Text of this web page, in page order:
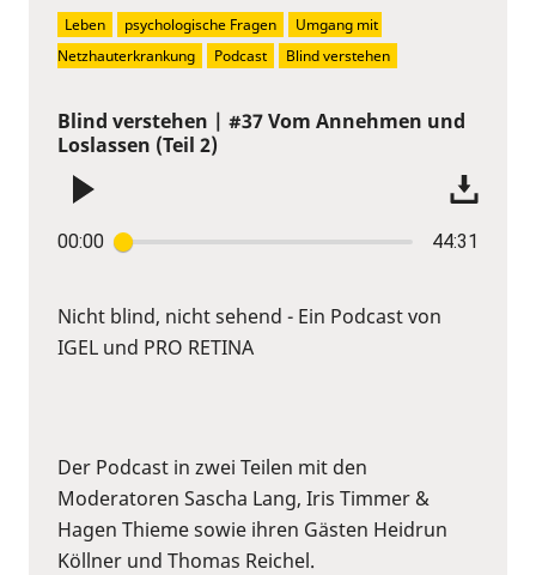
Blind verstehen | #37 Vom Annehmen und
Loslassen (Teil 2)
00:00 44:31
Nicht blind, nicht sehend - Ein Podcast von
IGEL und PRO RETINA
Der Podcast in zwei Teilen mit den
Moderatoren Sascha Lang, Iris Timmer &
Hagen Thieme sowie ihren Gästen Heidrun
Köllner und Thomas Reichel.
Leben psychologische Fragen
Umgang mit
Netzhauterkrankung
Podcast Blind verstehen